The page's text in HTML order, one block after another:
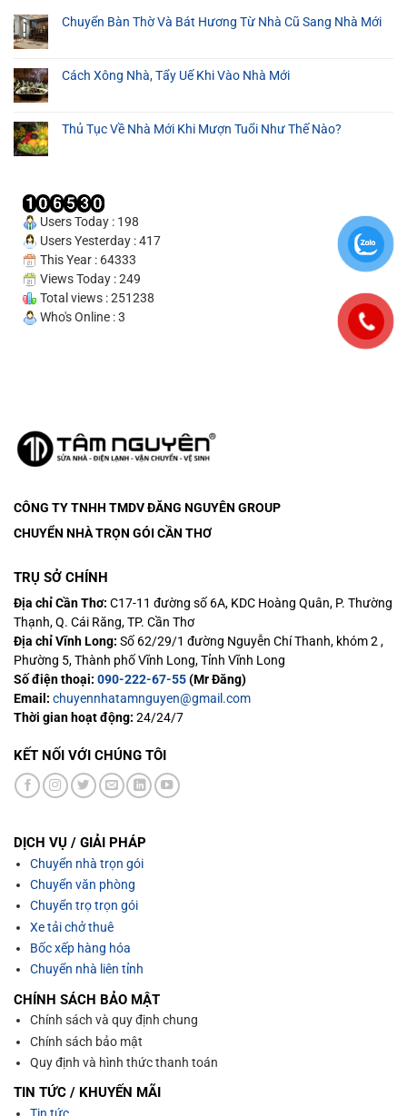
Thuê
Thơ
Kết
100%
Chuyển Bàn Thờ Và Bát Hương Từ Nhà Cũ Sang Nhà Mới
Cách Xông Nhà, Tẩy Uế Khi Vào Nhà Mới
Thủ Tục Về Nhà Mới Khi Mượn Tuổi Như Thế Nào?
Users Today : 198
Users Yesterday : 417
This Year : 64333
Views Today : 249
Total views : 251238
Who's Online : 3
CÔNG TY TNHH TMDV ĐĂNG NGUYÊN GROUP
CHUYỂN NHÀ TRỌN GÓI CẦN THƠ
TRỤ SỞ CHÍNH
Địa chỉ Cần Thơ: C17-11 đường số 6A, KDC Hoàng Quân, P. Thường
Thạnh, Q. Cái Răng, TP. Cần Thơ
Địa chỉ Vĩnh Long: Số 62/29/1 đường Nguyễn Chí Thanh, khóm 2 ,
Phường 5, Thành phố Vĩnh Long, Tỉnh Vĩnh Long
Số điện thoại: 090-222-67-55(Mr Đăng)
Email: chuyennhatamnguyen@gmail.com
Thời gian hoạt động: 24/24/7
KẾT NỐI VỚI CHÚNG TÔI
DỊCH VỤ / GIẢI PHÁP
Chuyển nhà trọn gói
Chuyển văn phòng
Chuyển trọ trọn gói
Xe tải chở thuê
Bốc xếp hàng hóa
Chuyển nhà liên tỉnh
CHÍNH SÁCH BẢO MẬT
Chính sách và quy định chung
Chính sách bảo mật
Quy định và hình thức thanh toán
TIN TỨC / KHUYẾN MÃI